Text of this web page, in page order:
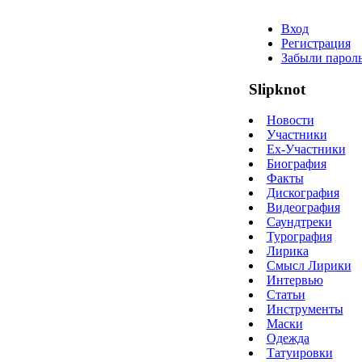
Вход
Регистрация
Забыли
Slipknot
Новости
Участники
Ex-Участники
Биография
Факты
Дискография
Видеография
Саундтреки
Турография
Лирика
Смысл Лирики
Интервью
Статьи
Инструменты
Маски
Одежда
Татуировки